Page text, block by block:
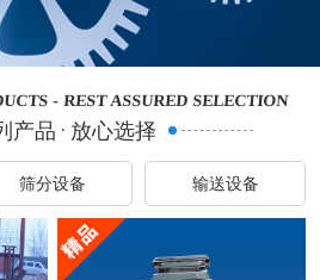
- REST ASSURED SELECTION
产品 · 放心选择
筛分设备 输送设备